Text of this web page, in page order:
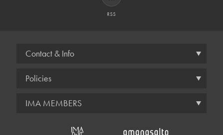
RSS
Contact & Info
Policies
IMA MEMBERS